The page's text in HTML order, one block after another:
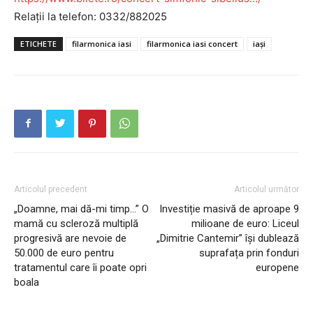
INFO IAȘI
Relații la telefon: 0332/882025
ETICHETE filarmonica iasi filarmonica iasi concert iași
Articolul precedent
„Doamne, mai dă-mi timp…” O
mamă cu scleroză multiplă
progresivă are nevoie de
50.000 de euro pentru
tratamentul care îi poate opri
boala
Articolul următor
Investiție masivă de aproape 9
milioane de euro: Liceul
„Dimitrie Cantemir” își dublează
suprafața prin fonduri
europene